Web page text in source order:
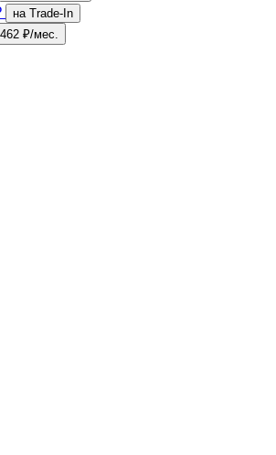
на Trade-In
₽/мес.